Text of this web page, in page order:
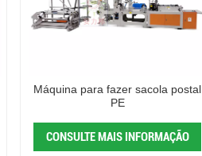
Máquina para fazer sacola postal
PE
CONSULTE MAIS INFORMAÇÃO